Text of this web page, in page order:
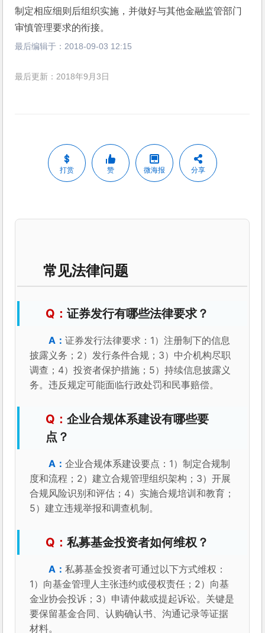
制定相应细则后组织实施，并做好与其他金融监管部门
审慎管理要求的衔接。
最后编辑于： 2018-09-03 12:15
最后更新：2018年9月3日
打赏 赞 微海报 分享
常见法律问题
证券发行有哪些法律要求？
证券发行法律要求：1）注册制下的信息
披露义务；2）发行条件合规；3）中介机构尽职
调查；4）投资者保护措施；5）持续信息披露义
务。违反规定可能面临行政处罚和民事赔偿。
企业合规体系建设有哪些要
点？
企业合规体系建设要点：1）制定合规制
度和流程；2）建立合规管理组织架构；3）开展
合规风险识别和评估；4）实施合规培训和教育；
5）建立违规举报和调查机制。
私募基金投资者如何维权？
私募基金投资者可通过以下方式维权：
1）向基金管理人主张违约或侵权责任；2）向基
金业协会投诉；3）申请仲裁或提起诉讼。关键是
要保留基金合同、认购确认书、沟通记录等证据
材料。